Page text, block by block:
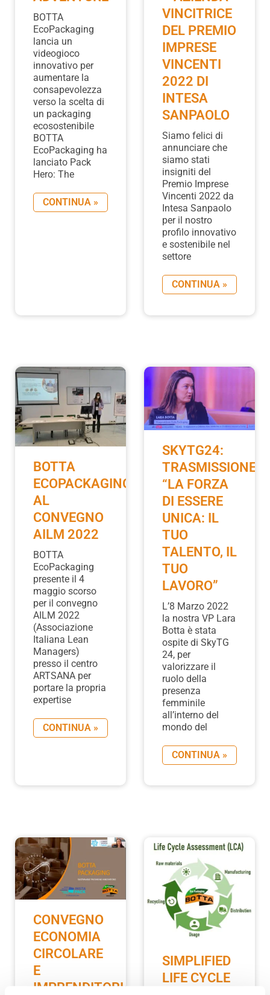
BOTTA
EcoPackaging
lancia un
videogioco
innovativo per
aumentare la
consapevolezza
verso la scelta di
un packaging
ecosostenibile
BOTTA
EcoPackaging ha
lanciato Pack
Hero: The
CONTINUA »
VINCITRICE
DEL PREMIO
IMPRESE
VINCENTI
2022 DI
INTESA
SANPAOLO
Siamo felici di
annunciare che
siamo stati
insigniti del
Premio Imprese
Vincenti 2022 da
Intesa Sanpaolo
per il nostro
profilo innovativo
e sostenibile nel
settore
CONTINUA »
BOTTA
ECOPACKAGING
AL
CONVEGNO
AILM 2022
BOTTA
EcoPackaging
presente il 4
maggio scorso
per il convegno
AILM 2022
(Associazione
Italiana Lean
Managers)
presso il centro
ARTSANA per
portare la propria
expertise
CONTINUA »
SKYTG24:
TRASMISSIONE
“LA FORZA
DI ESSERE
UNICA: IL
TUO
TALENTO, IL
TUO
LAVORO”
L’8 Marzo 2022
la nostra VP Lara
Botta è stata
ospite di SkyTG
24, per
valorizzare il
ruolo della
presenza
femminile
all’interno del
mondo del
CONTINUA »
CONVEGNO
ECONOMIA
CIRCOLARE
E
IMPRENDITORIA
SIMPLIFIED
LIFE CYCLE